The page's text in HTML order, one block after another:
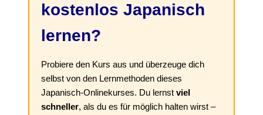
kostenlos Japanisch
lernen?
Probiere den Kurs aus und überzeuge dich
selbst von den Lernmethoden dieses
Japanisch-Onlinekurses. Du lernst viel
schneller, als du es für möglich halten wirst –